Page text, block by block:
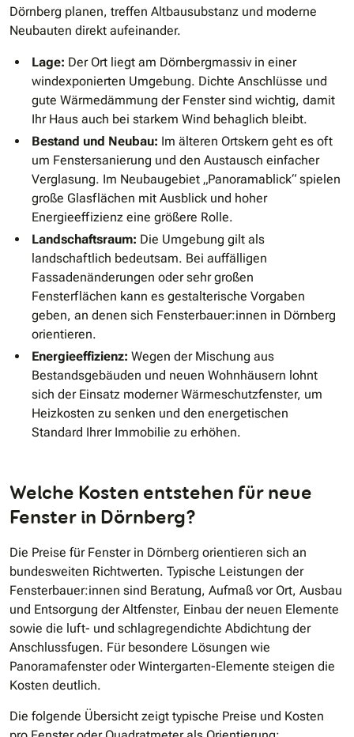
Dörnberg planen, treffen Altbausubstanz und moderne
Neubauten direkt aufeinander.
Lage: Der Ort liegt am Dörnbergmassiv in einer
windexponierten Umgebung. Dichte Anschlüsse und
gute Wärmedämmung der Fenster sind wichtig, damit
Ihr Haus auch bei starkem Wind behaglich bleibt.
Bestand und Neubau: Im älteren Ortskern geht es oft
um Fenstersanierung und den Austausch einfacher
Verglasung. Im Neubaugebiet „Panoramablick“ spielen
große Glasflächen mit Ausblick und hoher
Energieeffizienz eine größere Rolle.
Landschaftsraum: Die Umgebung gilt als
landschaftlich bedeutsam. Bei auffälligen
Fassadenänderungen oder sehr großen
Fensterflächen kann es gestalterische Vorgaben
geben, an denen sich Fensterbauer:innen in Dörnberg
orientieren.
Energieeffizienz: Wegen der Mischung aus
Bestandsgebäuden und neuen Wohnhäusern lohnt
sich der Einsatz moderner Wärmeschutzfenster, um
Heizkosten zu senken und den energetischen
Standard Ihrer Immobilie zu erhöhen.
Welche Kosten entstehen für neue
Fenster in Dörnberg?
Die Preise für Fenster in Dörnberg orientieren sich an
bundesweiten Richtwerten. Typische Leistungen der
Fensterbauer:innen sind Beratung, Aufmaß vor Ort, Ausbau
und Entsorgung der Altfenster, Einbau der neuen Elemente
sowie die luft- und schlagregendichte Abdichtung der
Anschlussfugen. Für besondere Lösungen wie
Panoramafenster oder Wintergarten-Elemente steigen die
Kosten deutlich.
Die folgende Übersicht zeigt typische Preise und Kosten